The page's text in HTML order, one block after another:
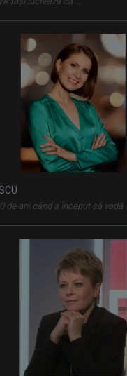
CREDINȚEI
de ani când a început să vadă ...
din 1994. Șase ani a fost ...